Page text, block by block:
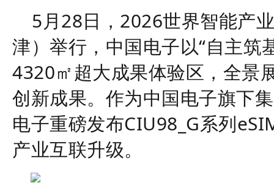
5月28日，2026世界智能产
津）举行 ， 中国电子以“自主筑
4320㎡超大成果体验区，全景
创新成果。作为中国电子旗下
电子重磅发布CIU98_G系列
产业互联升级。